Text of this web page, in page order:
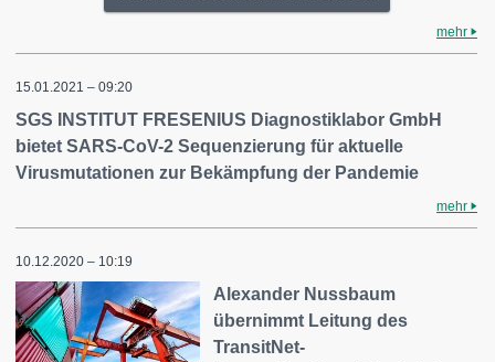
mehr
15.01.2021 – 09:20
SGS INSTITUT FRESENIUS Diagnostiklabor GmbH
bietet SARS-CoV-2 Sequenzierung für aktuelle
Virusmutationen zur Bekämpfung der Pandemie
mehr
10.12.2020 – 10:19
Alexander Nussbaum
übernimmt Leitung des
TransitNet-